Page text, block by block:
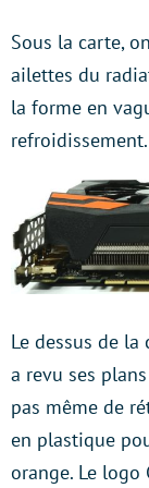
Sous la carte,
ailettes du
la forme en
refroidissement.
Le dessus de
a revu ses
pas même de
en plastique
orange. Le